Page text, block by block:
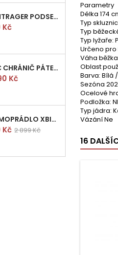
BONTRAGER PODSEDLOVÁ BRAŠNIČKA PRO QUICK S
Kč
POC CHRÁNIČ PÁTEŘE POCITO VPD AIR VEST VEL.M
Kč
TERMOPRÁDLO XBIONIC RADIACTOR WOMAN SHIRT LONGS L/XL
Kč Běžná
2 899 Kč
Parametry
Délka 174
Typ
Typ
Typ lyžaře:
Určeno pro
Váha
Oblast
Barva: Bílá
Sezóna
Ocelové
Podložka:
Typ jádra:
Vázání Ne
16